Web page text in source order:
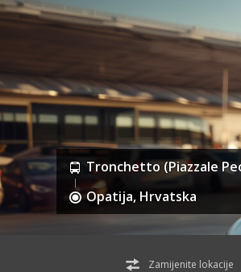
Tronchetto (Piazzale
Opatija, Hrvatska
Zamijenite lokacije